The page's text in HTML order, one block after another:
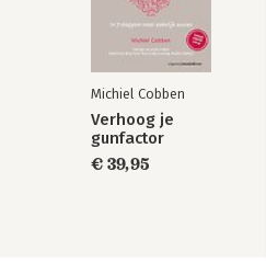
Michiel Cobben
Verhoog je
gunfactor
€ 39,95